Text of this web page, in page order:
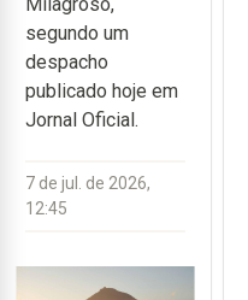
segundo um
despacho
publicado hoje em
Jornal Oficial.
7 de jul. de 2026,
12:45